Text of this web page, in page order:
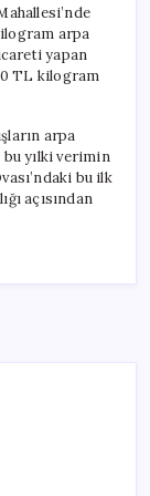
arpa
yapan
TL kilogram
arpa
bu yılki verimin
bu ilk
açısından